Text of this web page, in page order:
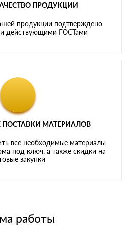
ПРОДУКЦИИ
продукции подтверждено
и действующими ГОСТами
МАТЕРИАЛОВ
все необходимые материалы
под ключ, а также скидки на
закупки
работы